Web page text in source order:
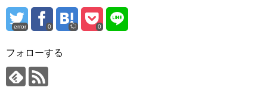
error 0 0
フォローする